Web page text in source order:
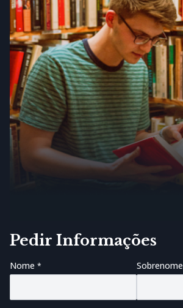
Pedir Informações
Nome Sobrenome